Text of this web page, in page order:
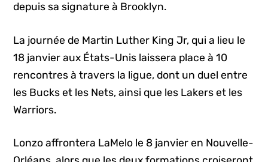
depuis sa signature à Brooklyn.
La journée de Martin Luther King Jr, qui a lieu le
18 janvier aux États-Unis laissera place à 10
rencontres à travers la ligue, dont un duel entre
les Bucks et les Nets, ainsi que les Lakers et les
Warriors.
Lonzo affrontera LaMelo le 8 janvier en Nouvelle-